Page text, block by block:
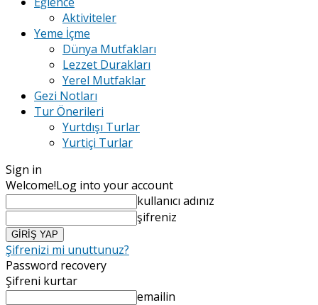
Aktiviteler
Yeme İçme
Dünya Mutfakları
Lezzet Durakları
Yerel Mutfaklar
Gezi Notları
Tur Önerileri
Yurtdışı Turlar
Yurtiçi Turlar
Sign in
Welcome!Log into your account
kullanıcı adınız
şifreniz
Şifrenizi mi unuttunuz?
Password recovery
Şifreni kurtar
emailin